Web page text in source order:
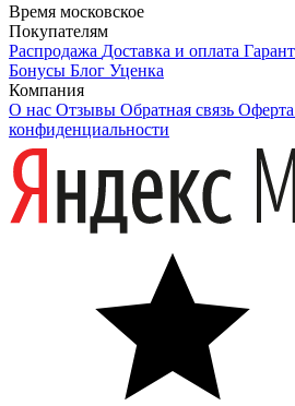
Время московское
Покупателям
Распродажа Доставка и оплата
Бонусы Блог Уценка
Компания
О нас Отзывы Обратная связь Оферта
конфиденциальности